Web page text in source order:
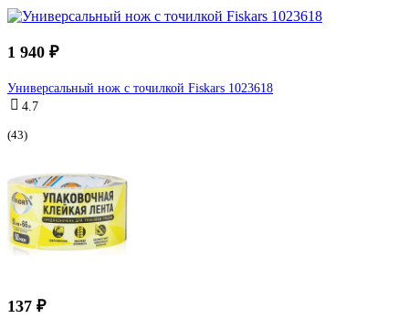
1 940 ₽
Универсальный нож с точилкой Fiskars 1023618
4.7
(43)
137 ₽